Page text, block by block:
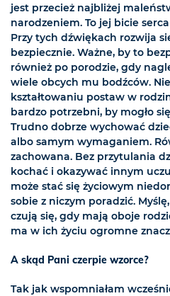
jest przecież najbliżej
narodzeniem. To jej bicie serca
Przy tych dźwiękach rozwija
bezpiecznie. Ważne, by to
również po porodzie, gdy
wiele obcych mu bodźców.
kształtowaniu postaw w
bardzo potrzebni, by mogło
Trudno dobrze wychować
albo samym wymaganiem.
zachowana. Bez przytulania
kochać i okazywać innym
może stać się życiowym
sobie z niczym poradzić.
czują się, gdy mają oboje
ma w ich życiu ogromne
A skąd Pani czerpie wzorce?
Tak jak wspomniałam